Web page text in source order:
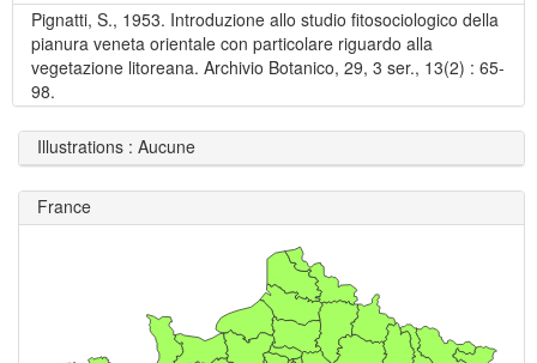
Pignatti, S., 1953. Introduzione allo studio fitosociologico della
pianura veneta orientale con particolare riguardo alla
vegetazione litoreana. Archivio Botanico, 29, 3 ser., 13(2) : 65-
98.
Illustrations : Aucune
France